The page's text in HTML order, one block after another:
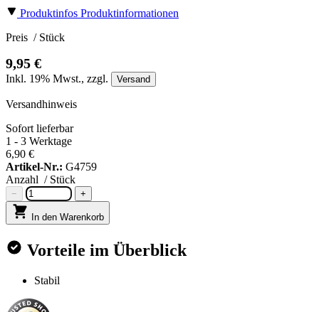
Produktinfos Produktinformationen
Preis / Stück
9,95 €
Inkl. 19% Mwst., zzgl. Versand
Versandhinweis
Sofort lieferbar
1 - 3 Werktage
6,90 €
Artikel-Nr.: G4759
Anzahl / Stück
− +
In den Warenkorb
Vorteile im Überblick
Stabil